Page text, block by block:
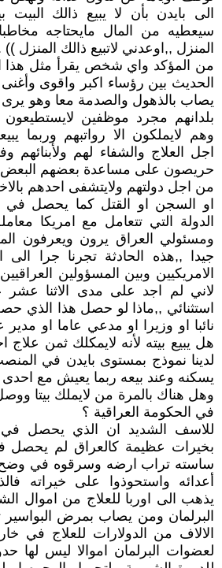
الى بايدن بأن لا يبيع ذالك البيت
سيعطيه من المال مايحتاجه مخاطبا
المنزل ,,اوعدني لاتبيع ذالك المنزل ))
من المؤكد واي شخص يقرأ مثل هذا
الحديث بين رؤساء اكبر واقوى
يصاب بالذهول والصدمة معا وهو يرى
بلدانهم مجرد موظفين لايستطيعون
وهم لايملكون الا رواتبهم وربما
اجل العلاج والشفاء لهم
حريصون على مساعدة بعضهم البعض
من اجل دولتهم ولايتشفى احدهم
او السجن او القتل كما يحصل في
الدولة التي تتعامل مع امريكا
ومسئولي العراق يرون ويعرفون
جيدا ,,هذه الحادثة تجرنا جرا الى
الامريكيين وبين المسؤولين
لاني لم اجد على مدى الاثنا عشر
استثنائي ,,ماذا لو حصل هذا الذي
نائبا او وزيرا او مدعي عاما او
هل يبيع بيته لأنه لايمكلك ثمن علاج
لدينا نموذج بمستوى بايدن في
يسكنه وعند بيعه ربما يعيش مع احدى
وهل هناك بالمرة من لايملك بيتا
في الحكومة العراقية ؟
للاسف الشديد ان الذي يحصل في
بخيرات عظيمة كالعراق لم يحصل
ساسته تراب ارضه وسرقوه في وضح
أعدائه واستحوذوا على خيراته
يذهب الى اوربا للعلاج من اموال
البرلمان ومن يصاب بمرض
الالاف من الدولارات للعلاج في
لعضوات البرلمان اموالا ليس لها